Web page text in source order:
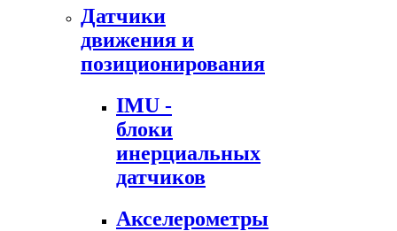
Датчики
движения и
позиционирования
IMU -
блоки
инерциальных
датчиков
Акселерометры